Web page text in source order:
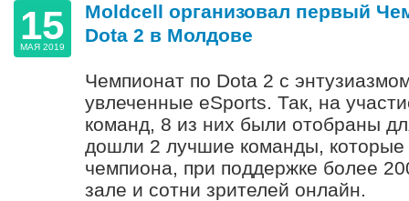
15
МАЯ 2019
Moldcell организовал первый
Dota 2 в Молдове
Чемпионат по Dota 2 с
увлеченные eSports. Так, на
команд, 8 из них были отобраны
дошли 2 лучшие команды, которые
чемпиона, при поддержке более
зале и сотни зрителей онлайн.